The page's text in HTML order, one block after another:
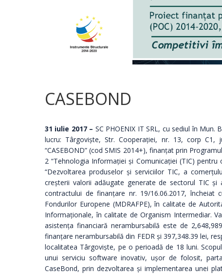
CASEBOND
31 iulie 2017 – SC PHOENIX IT SRL, cu sediul în
lucru: Târgoviște, Str. Cooperației, nr. 13, corp C1,
“CASEBOND” (cod SMIS 2014+), finanţat prin
2 “Tehnologia Informației și Comunicației (TIC)
“Dezvoltarea produselor și serviciilor TIC, a
creșterii valorii adăugate generate de sectorul TIC
contractului de finanțare nr. 19/16.06.2017, încheiat
Fondurilor Europene (MDRAFPE), în calitate de
Informaționale, în calitate de Organism Intermediar.
asistența financiară nerambursabilă este de
finanțare nerambursabilă din FEDR și 397,348.39 lei,
localitatea Târgoviște, pe o perioadă de 18 luni.
unui serviciu software inovativ, ușor de folosit,
CaseBond, prin dezvoltarea și implementarea unei